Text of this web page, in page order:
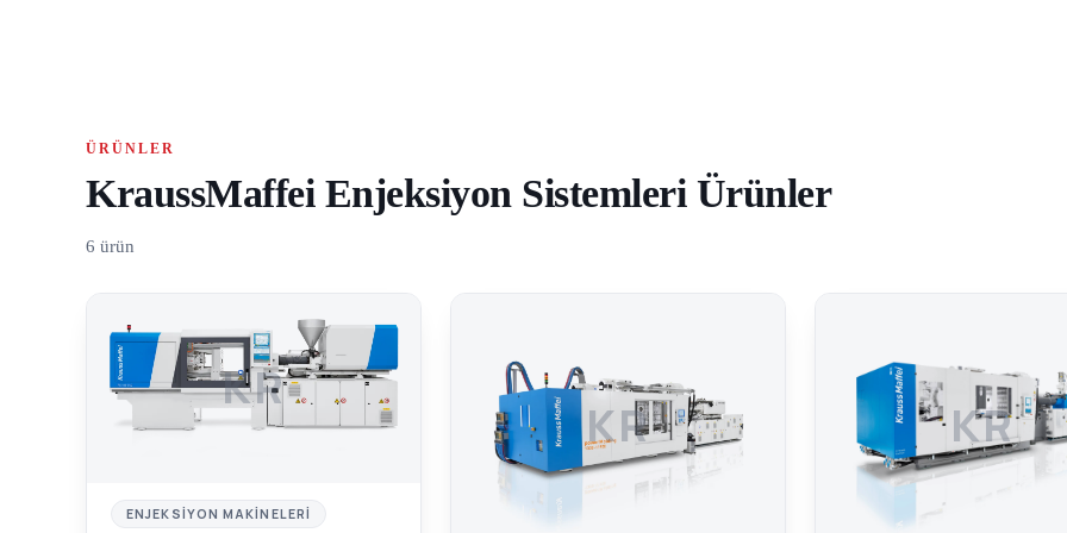
ÜRÜNLER
KraussMaffei Enjeksiyon Sistemleri Ürünler
6 ürün
KR
ENJEKSIYON MAKINELERI
KR KR